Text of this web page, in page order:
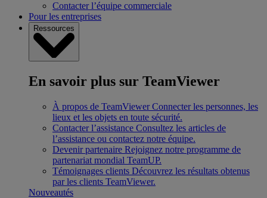
Contacter l’équipe commerciale
Pour les entreprises
Ressources
En savoir plus sur TeamViewer
À propos de TeamViewer Connecter les personnes, les
lieux et les objets en toute sécurité.
Contacter l’assistance Consultez les articles de
l’assistance ou contactez notre équipe.
Devenir partenaire Rejoignez notre programme de
partenariat mondial TeamUP.
Témoignages clients Découvrez les résultats obtenus
par les clients TeamViewer.
Nouveautés